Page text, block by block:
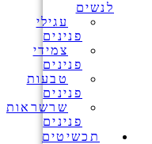
לנשים
עגילי
פנינים
צמידי
פנינים
טבעות
פנינים
שרשראות
פנינים
תכשיטים